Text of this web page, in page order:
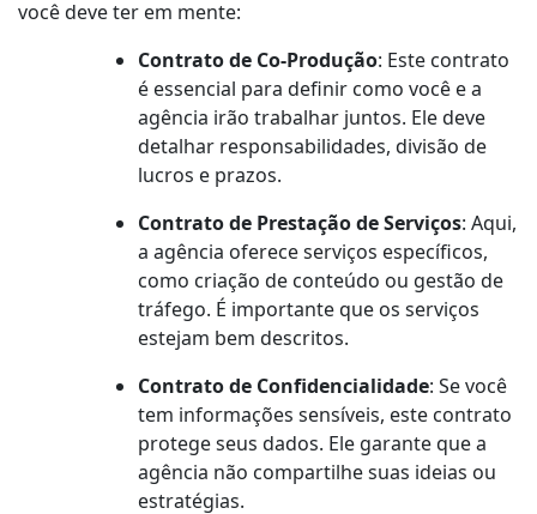
você deve ter em mente:
Contrato de Co-Produção: Este contrato
é essencial para definir como você e a
agência irão trabalhar juntos. Ele deve
detalhar responsabilidades, divisão de
lucros e prazos.
Contrato de Prestação de Serviços: Aqui,
a agência oferece serviços específicos,
como criação de conteúdo ou gestão de
tráfego. É importante que os serviços
estejam bem descritos.
Contrato de Confidencialidade: Se você
tem informações sensíveis, este contrato
protege seus dados. Ele garante que a
agência não compartilhe suas ideias ou
estratégias.